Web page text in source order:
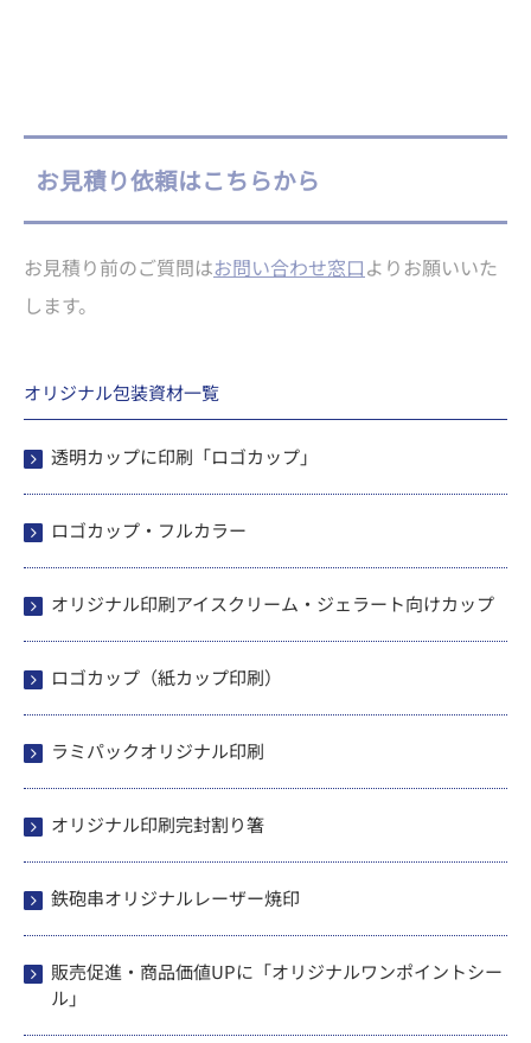
お見積り依頼はこちらから
お見積り前のご質問はお問い合わせ窓口よりお願いいた
します。
オリジナル包装資材一覧
透明カップに印刷「ロゴカップ」
ロゴカップ・フルカラー
オリジナル印刷アイスクリーム・ジェラート向けカップ
ロゴカップ（紙カップ印刷）
ラミパックオリジナル印刷
オリジナル印刷完封割り箸
鉄砲串オリジナルレーザー焼印
販売促進・商品価値UPに「オリジナルワンポイントシー
ル」